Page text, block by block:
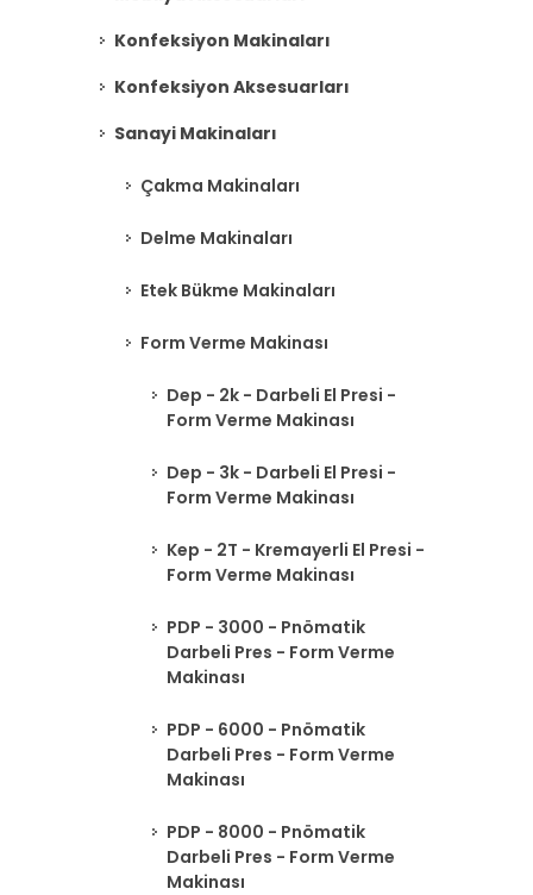
Konfeksiyon Makinaları
Konfeksiyon Aksesuarları
Sanayi Makinaları
Çakma Makinaları
Delme Makinaları
Etek Bükme Makinaları
Form Verme Makinası
Dep - 2k - Darbeli El Presi -
Form Verme Makinası
Dep - 3k - Darbeli El Presi -
Form Verme Makinası
Kep - 2T - Kremayerli El Presi -
Form Verme Makinası
PDP - 3000 - Pnömatik
Darbeli Pres - Form Verme
Makinası
PDP - 6000 - Pnömatik
Darbeli Pres - Form Verme
Makinası
PDP - 8000 - Pnömatik
Darbeli Pres - Form Verme
Makinası